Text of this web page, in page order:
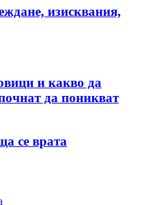
изисквания,
и какво да
да поникват
се врата